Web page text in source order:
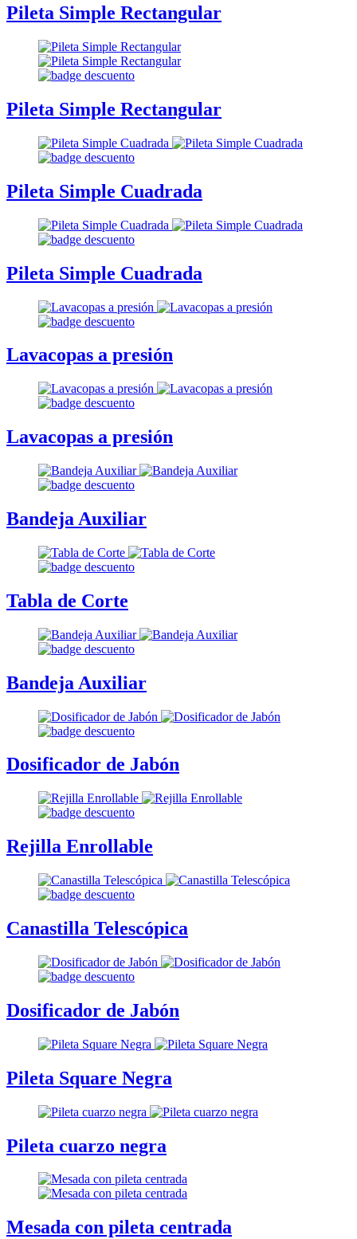
Pileta Simple Rectangular
Pileta Simple Rectangular
Pileta Simple Cuadrada
Pileta Simple Cuadrada
Lavacopas a presión
Lavacopas a presión
Bandeja Auxiliar
Tabla de Corte
Bandeja Auxiliar
Dosificador de Jabón
Rejilla Enrollable
Canastilla Telescópica
Dosificador de Jabón
Pileta Square Negra
Pileta cuarzo negra
Mesada con pileta centrada